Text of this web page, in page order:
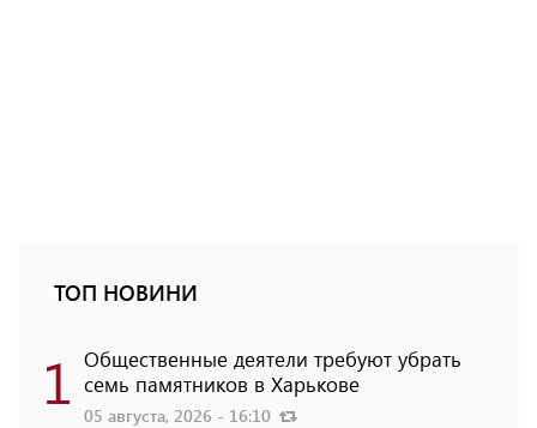
ТОП НОВИНИ
1 Общественные деятели требуют убрать
семь памятников в Харькове
05 августа, 2026 - 16:10